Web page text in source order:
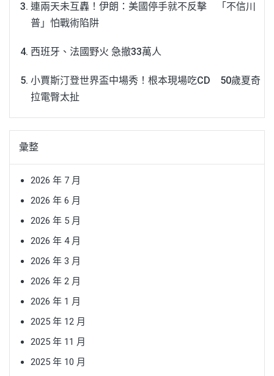
連兩天未互轟！伊朗：美國停手就不反擊 「不信川
普」怕戰術陷阱
西班牙、法國野火 急撤33萬人
小賈斯汀登世界盃中場秀！根本現場吃CD 50歲夏奇
拉電臀太扯
彙整
2026 年 7 月
2026 年 6 月
2026 年 5 月
2026 年 4 月
2026 年 3 月
2026 年 2 月
2026 年 1 月
2025 年 12 月
2025 年 11 月
2025 年 10 月